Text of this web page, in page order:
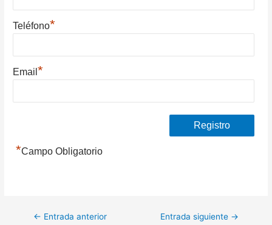
Teléfono*
Email*
*Campo Obligatorio
Navegación
← Entrada anterior Entrada siguiente →